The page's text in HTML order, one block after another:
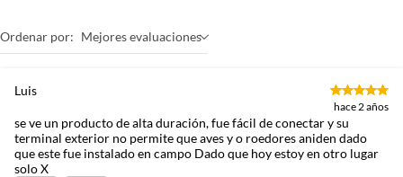
Ordenar por: Mejores evaluaciones
Luis
hace 2 años
se ve un producto de alta duración, fue fácil de conectar y su
terminal exterior no permite que aves y o roedores aniden dado
que este fue instalado en campo Dado que hoy estoy en otro lugar
solo X